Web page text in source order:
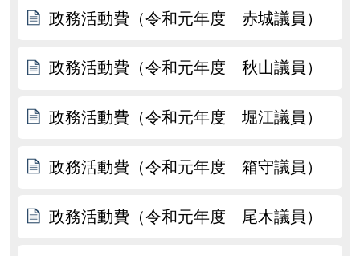
政務活動費（令和元年度 赤城議員）
政務活動費（令和元年度 秋山議員）
政務活動費（令和元年度 堀江議員）
政務活動費（令和元年度 箱守議員）
政務活動費（令和元年度 尾木議員）